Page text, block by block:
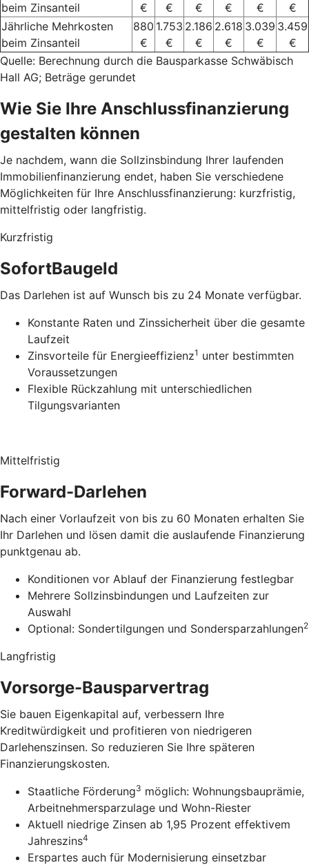
beim Zinsanteil
€
€
€
€
€
€
Jährliche Mehrkosten
beim Zinsanteil
880
€
1.753
€
2.186
€
2.618
€
3.039
€
3.459
€
Quelle: Berechnung durch die Bausparkasse Schwäbisch
Hall AG; Beträge gerundet
Wie Sie Ihre Anschlussfinanzierung
gestalten können
Je nachdem, wann die Sollzinsbindung Ihrer laufenden
Immobilienfinanzierung endet, haben Sie verschiedene
Möglichkeiten für Ihre Anschlussfinanzierung: kurzfristig,
mittelfristig oder langfristig.
Kurzfristig
SofortBaugeld
Das Darlehen ist auf Wunsch bis zu 24 Monate verfügbar.
Konstante Raten und Zinssicherheit über die gesamte
Laufzeit
Zinsvorteile für Energieeffizienz1 unter bestimmten
Voraussetzungen
Flexible Rückzahlung mit unterschiedlichen
Tilgungsvarianten
Mittelfristig
Forward-Darlehen
Nach einer Vorlaufzeit von bis zu 60 Monaten erhalten Sie
Ihr Darlehen und lösen damit die auslaufende Finanzierung
punktgenau ab.
Konditionen vor Ablauf der Finanzierung festlegbar
Mehrere Sollzinsbindungen und Laufzeiten zur
Auswahl
Optional: Sondertilgungen und Sondersparzahlungen2
Langfristig
Vorsorge-Bausparvertrag
Sie bauen Eigenkapital auf, verbessern Ihre
Kreditwürdigkeit und profitieren von niedrigeren
Darlehenszinsen. So reduzieren Sie Ihre späteren
Finanzierungskosten.
Staatliche Förderung3 möglich: Wohnungsbauprämie,
Arbeitnehmersparzulage und Wohn-Riester
Aktuell niedrige Zinsen ab 1,95 Prozent effektivem
Jahreszins4
Erspartes auch für Modernisierung einsetzbar